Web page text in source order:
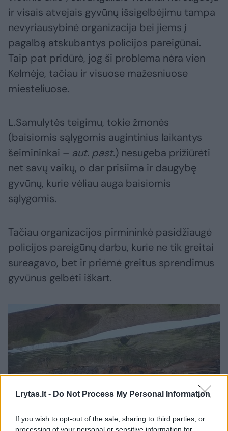
Lrytas.lt - Do Not Process My Personal Information
If you wish to opt-out of the sale, sharing to third parties, or
ir visais atvejais gyvūnų išsigelbėjimu tampa
nevyriausybinė organizacija bei jiems į
pagalbą atskubantys policijos pareigūnai.
Taip pat pridūrė, jog ši problema nėra vien
Kelmėje, tačiau ir visuose mažesniuose
miesteliuose.
L.Samulytės teigimu, tokie žmonės
(baisiomis sąlygomis augintinius laikantys
šeimininkai – aut. past.) nesugeba prižiūrėti
net savų vaikų, o dar prisiima ir daugybę
gyvūnų, kurie vėliau auga baisiomis
sąlygomis.
Tačiau organizacijos pirmininkė pasidžiaugė
policijos pareigūnų darbu, kurie ne tik greitai
sureagavo, bet ir priėmė greitus sprendimus
gyvūnus gelbėti iškart.